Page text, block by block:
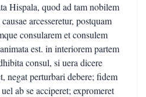
Hispala, quod ad tam nobilem
arcesseretur, postquam
consularem et consulem
est. in interiorem partem
consul, si uera dicere
negat perturbari debere; fidem
ab se acciperet; expromeret